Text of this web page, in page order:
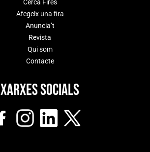
Cerca Fires
Afegeix una fira
Anuncia’t
Revista
Qui som
Contacte
Xarxes socials